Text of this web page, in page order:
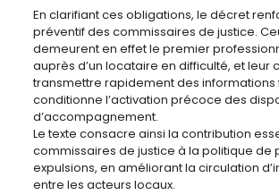
En clarifiant ces obligations, le décret
préventif des commissaires de justice.
demeurent en effet le premier
auprès d’un locataire en difficulté, et leur
transmettre rapidement des informations
conditionne l’activation précoce des
d’accompagnement.
Le texte consacre ainsi la contribution
commissaires de justice à la politique de
expulsions, en améliorant la circulation
entre les acteurs locaux.